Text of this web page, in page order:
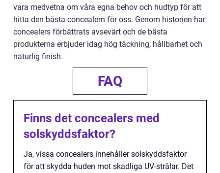
vara medvetna om våra egna behov och hudtyp för att
hitta den bästa concealern för oss. Genom historien har
concealers förbättrats avsevärt och de bästa
produkterna erbjuder idag hög täckning, hållbarhet och
naturlig finish.
FAQ
Finns det concealers med
solskyddsfaktor?
Ja, vissa concealers innehåller solskyddsfaktor
för att skydda huden mot skadliga UV-strålar. Det